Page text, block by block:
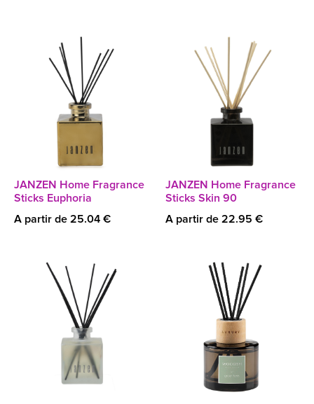
JANZEN Home Fragrance
Sticks Euphoria
A partir de 25.04 €
JANZEN Home Fragrance
Sticks Skin 90
A partir de 22.95 €